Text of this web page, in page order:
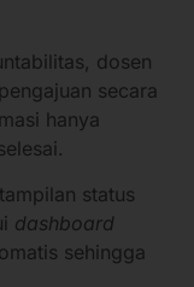
dosen
secara
hanya
status
dashboard
sehingga